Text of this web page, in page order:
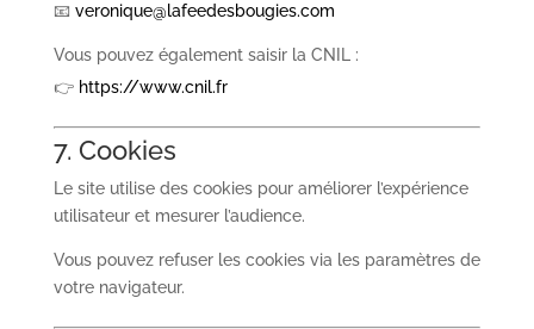
📧 veronique@lafeedesbougies.com
Vous pouvez également saisir la CNIL :
👉 https://www.cnil.fr
7. Cookies
Le site utilise des cookies pour améliorer l’expérience
utilisateur et mesurer l’audience.
Vous pouvez refuser les cookies via les paramètres de
votre navigateur.